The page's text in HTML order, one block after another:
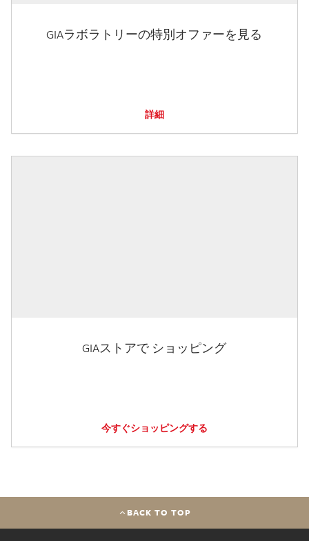
GIAラボラトリーの特別オファーを見る
詳細
GIAストアで ショッピング
今すぐショッピングする
BACK TO TOP